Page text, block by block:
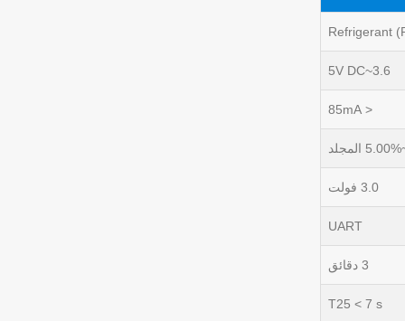
Refrigerant
3.6~5V DC
< 85mA
3.0 فولت
UART
3 دقائق
T25 < 7 s